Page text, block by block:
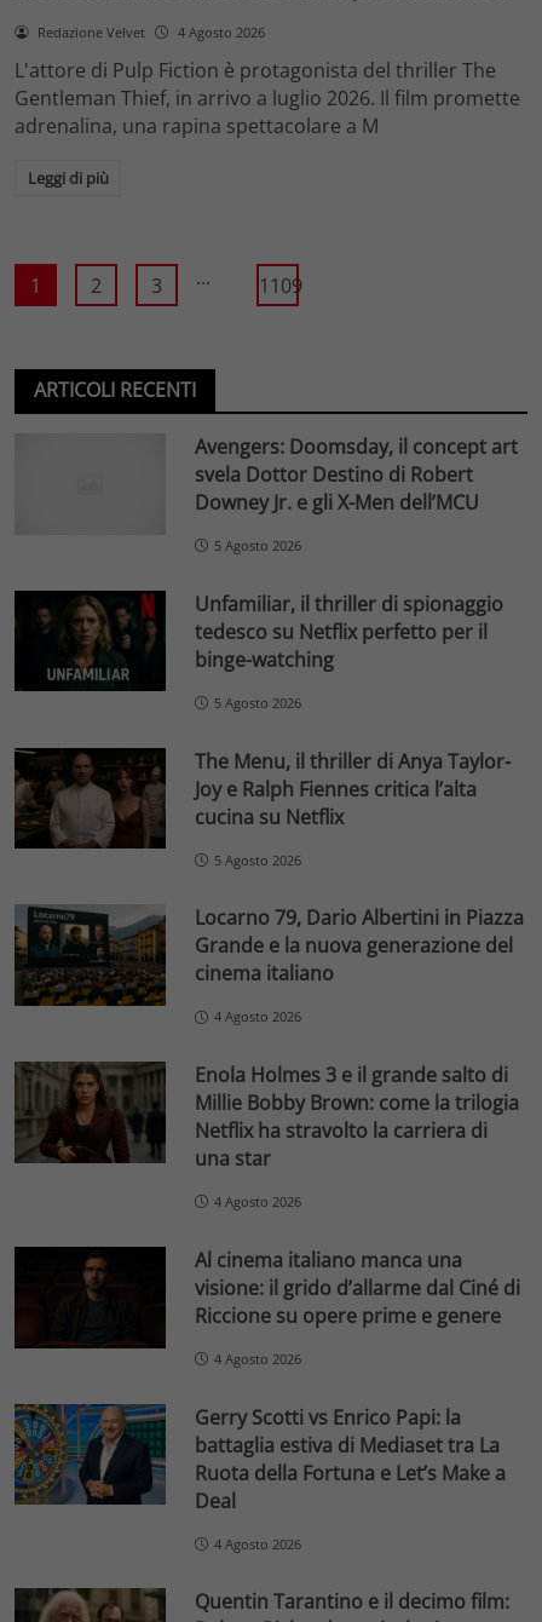
Redazione Velvet 4 Agosto 2026
L'attore di Pulp Fiction è protagonista del thriller The
Gentleman Thief, in arrivo a luglio 2026. Il film promette
adrenalina, una rapina spettacolare a M
Leggi di più
1 2 3 ... 1109
ARTICOLI RECENTI
Avengers: Doomsday, il concept art
svela Dottor Destino di Robert
Downey Jr. e gli X-Men dell’MCU
5 Agosto 2026
Unfamiliar, il thriller di spionaggio
tedesco su Netflix perfetto per il
binge-watching
5 Agosto 2026
The Menu, il thriller di Anya Taylor-
Joy e Ralph Fiennes critica l’alta
cucina su Netflix
5 Agosto 2026
Locarno 79, Dario Albertini in Piazza
Grande e la nuova generazione del
cinema italiano
4 Agosto 2026
Enola Holmes 3 e il grande salto di
Millie Bobby Brown: come la trilogia
Netflix ha stravolto la carriera di
una star
4 Agosto 2026
Al cinema italiano manca una
visione: il grido d’allarme dal Ciné di
Riccione su opere prime e genere
4 Agosto 2026
Gerry Scotti vs Enrico Papi: la
battaglia estiva di Mediaset tra La
Ruota della Fortuna e Let’s Make a
Deal
4 Agosto 2026
Quentin Tarantino e il decimo film: